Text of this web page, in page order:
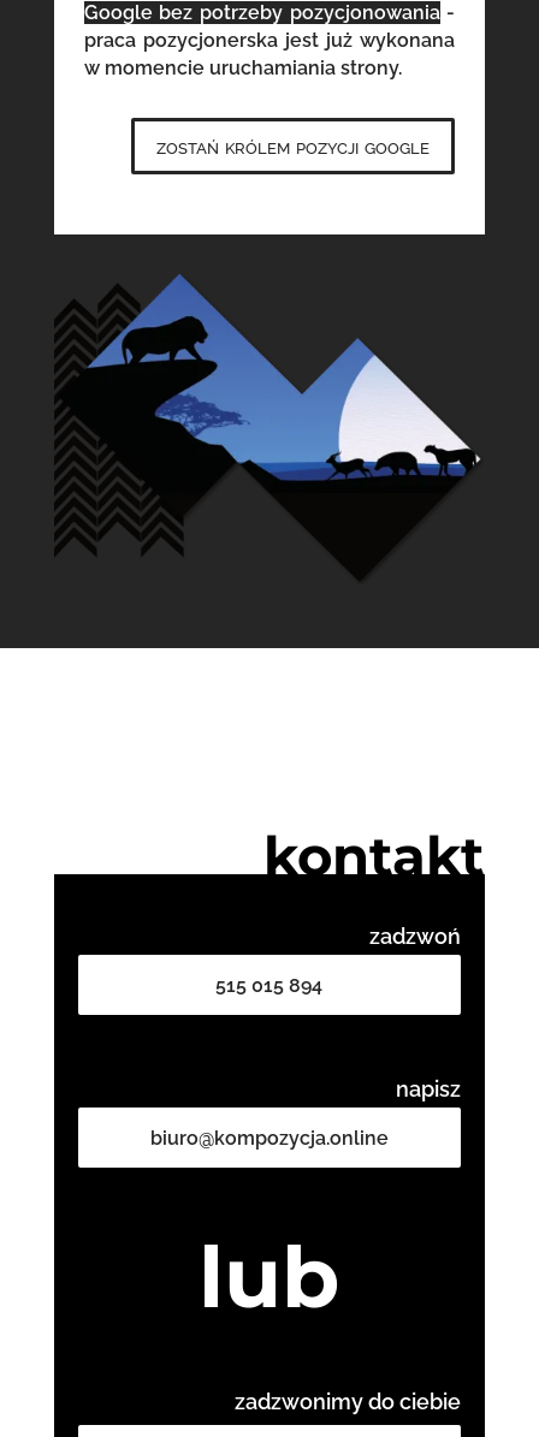
Google bez potrzeby pozycjonowania-
praca pozycjonerska jest już wykonana
w momencie uruchamiania strony.
zostań królem pozycji google
kontakt
zadzwoń
515 015 894
napisz
biuro@kompozycja.online
lub
zadzwonimy do ciebie